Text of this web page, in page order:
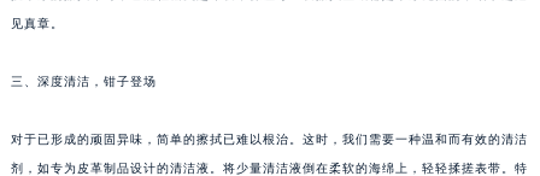
见真章。
三、深度清洁，钳子登场
对于已形成的顽固异味，简单的擦拭已难以根治。这时，我们需要一种温和而有效的清洁
剂，如专为皮革制品设计的清洁液。将少量清洁液倒在柔软的海绵上，轻轻揉搓表带。特